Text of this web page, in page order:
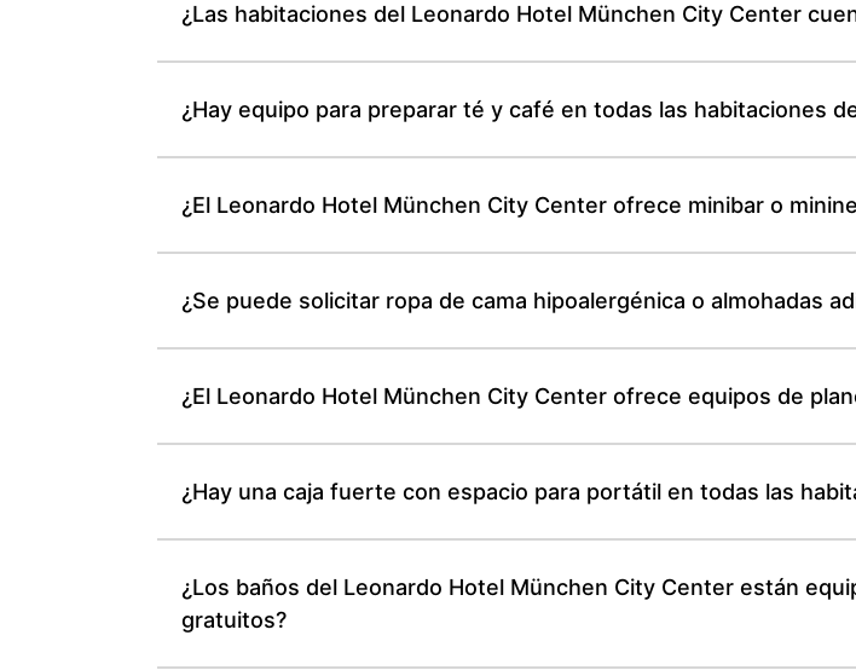
¿Las habitaciones del Leonardo Hotel München City Center
¿Hay equipo para preparar té y café en todas las habitaciones
¿El Leonardo Hotel München City Center ofrece minibar o
¿Se puede solicitar ropa de cama hipoalergénica o almohadas
¿El Leonardo Hotel München City Center ofrece equipos de
¿Hay una caja fuerte con espacio para portátil en todas las
¿Los baños del Leonardo Hotel München City Center están
gratuitos?